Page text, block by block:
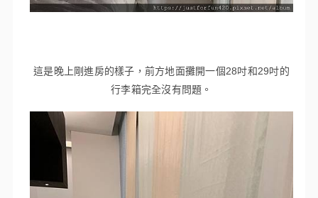
這是晚上剛進房的樣子，前方地面攤開一個28吋和29吋的
行李箱完全沒有問題。